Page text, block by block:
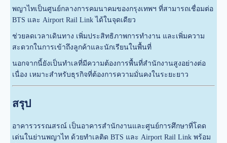
พญาไทเป็นศูนย์กลางการคมนาคมของกรุงเทพฯ ที่สามารถเชื่อมต่อ
BTS และ Airport Rail Link ได้ในจุดเดียว
ช่วยลดเวลาเดินทาง เพิ่มประสิทธิภาพการทำงาน และเพิ่มความ
สะดวกในการเข้าถึงลูกค้าและนักเรียนในพื้นที่
นอกจากนี้ยังเป็นทำเลที่มีความต้องการพื้นที่สำนักงานสูงอย่างต่อ
เนื่อง เหมาะสำหรับธุรกิจที่ต้องการความมั่นคงในระยะยาว
สรุป
อาคารวรรณสรณ์ เป็นอาคารสำนักงานและศูนย์การศึกษาที่โดด
เด่นในย่านพญาไท ด้วยทำเลติด BTS และ Airport Rail Link พร้อม